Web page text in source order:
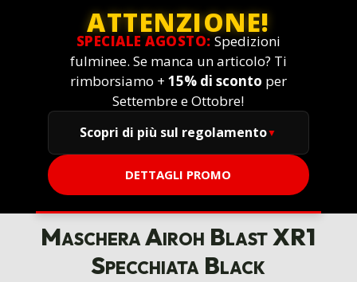
ATTENZIONE!
SPECIALE AGOSTO: Spedizioni
fulminee. Se manca un articolo? Ti
rimborsiamo + 15% di sconto per
Settembre e Ottobre!
Scopri di più sul regolamento
DETTAGLI PROMO
Maschera Airoh Blast XR1
Specchiata Black